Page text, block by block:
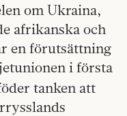
om Ukraina,
afrikanska och
en förutsättning
i första
tanken att